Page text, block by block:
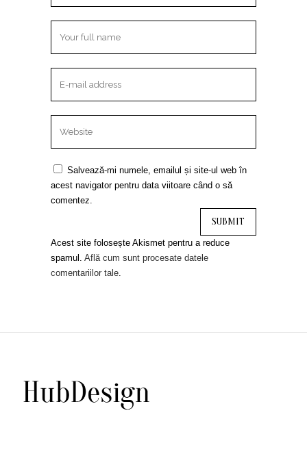
Salvează-mi numele, emailul și site-ul web în
acest navigator pentru data viitoare când o să
comentez.
Acest site folosește Akismet pentru a reduce
spamul. Află cum sunt procesate datele
comentariilor tale.